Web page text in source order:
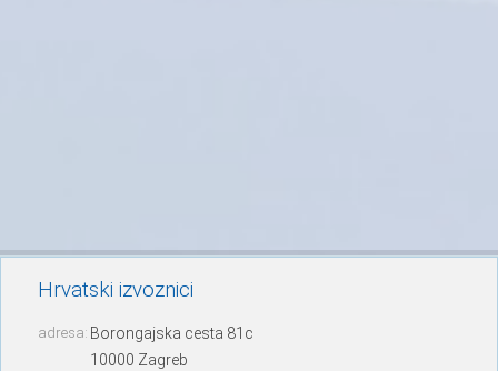
Hrvatski izvoznici
adresa: Borongajska cesta 81c
10000 Zagreb